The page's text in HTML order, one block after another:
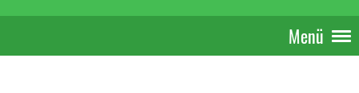
Menü